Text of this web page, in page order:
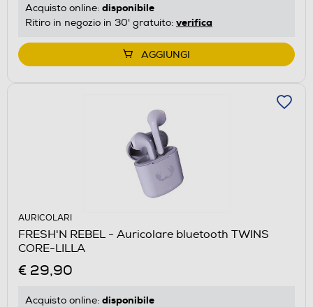
Acquisto online: disponibile
Ritiro in negozio in 30' gratuito: verifica
AGGIUNGI
AURICOLARI
FRESH'N REBEL - Auricolare bluetooth TWINS
CORE-LILLA
€ 29,90
Acquisto online: disponibile